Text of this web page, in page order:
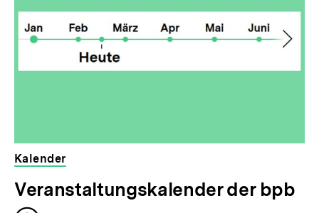
Kalender
Veranstaltungskalender der bpb